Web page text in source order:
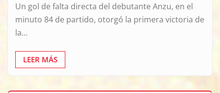
Un gol de falta directa del debutante Anzu, en el
minuto 84 de partido, otorgó la primera victoria de
la…
LEER MÁS